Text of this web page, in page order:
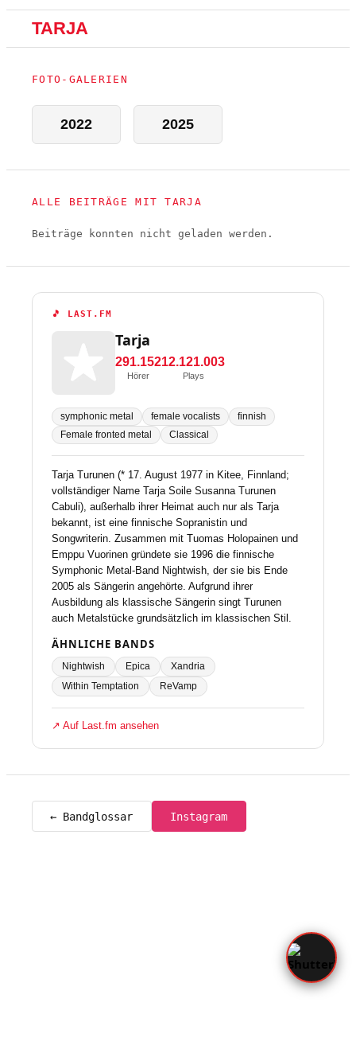
TARJA
FOTO-GALERIEN
2022 2025
ALLE BEITRÄGE MIT TARJA
Beiträge konnten nicht geladen werden.
🎵 LAST.FM
Tarja
291.152
Hörer
12.121.003
Plays
symphonic metal female vocalists
finnish
Female fronted metal
Classical
Tarja Turunen (* 17. August 1977 in Kitee, Finnland;
vollständiger Name Tarja Soile Susanna Turunen
Cabuli), außerhalb ihrer Heimat auch nur als Tarja
bekannt, ist eine finnische Sopranistin und
Songwriterin. Zusammen mit Tuomas Holopainen und
Emppu Vuorinen gründete sie 1996 die finnische
Symphonic Metal-Band Nightwish, der sie bis Ende
2005 als Sängerin angehörte. Aufgrund ihrer
Ausbildung als klassische Sängerin singt Turunen
auch Metalstücke grundsätzlich im klassischen Stil.
ÄHNLICHE BANDS
Nightwish Epica
Xandria
Within Temptation
ReVamp
↗ Auf Last.fm ansehen
← Bandglossar Instagram